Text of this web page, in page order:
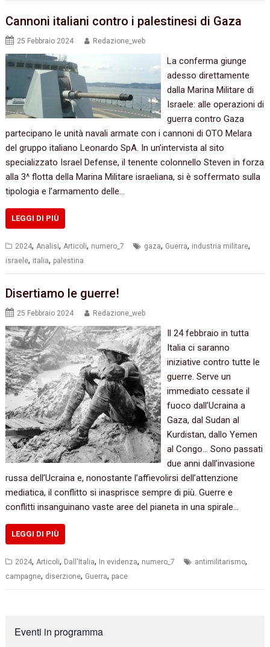
Cannoni italiani contro i palestinesi di Gaza
25 Febbraio 2024 Redazione_web
La conferma giunge
adesso direttamente
dalla Marina Militare di
Israele: alle operazioni di
guerra contro Gaza
partecipano le unità navali armate con i cannoni di OTO Melara
del gruppo italiano Leonardo SpA. In un’intervista al sito
specializzato Israel Defense, il tenente colonnello Steven in forza
alla 3^ flotta della Marina Militare israeliana, si è soffermato sulla
tipologia e l’armamento delle…
LEGGI DI PIÙ
2024, Analisi, Articoli, numero_7 gaza, Guerra, industria militare,
israele, italia, palestina
Disertiamo le guerre!
25 Febbraio 2024 Redazione_web
Il 24 febbraio in tutta
Italia ci saranno
iniziative contro tutte le
guerre. Serve un
immediato cessate il
fuoco dall’Ucraina a
Gaza, dal Sudan al
Kurdistan, dallo Yemen
al Congo… Sono passati
due anni dall’invasione
russa dell’Ucraina e, nonostante l’affievolirsi dell’attenzione
mediatica, il conflitto si inasprisce sempre di più. Guerre e
conflitti insanguinano vaste aree del pianeta in una spirale…
LEGGI DI PIÙ
2024,Articoli, Dall'Italia, In evidenza, numero_7 antimilitarismo,
campagne, diserzione, Guerra, pace
Eventi in programma